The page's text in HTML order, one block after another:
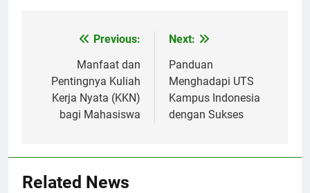
navigation
Previous:
Manfaat dan
Pentingnya Kuliah
Kerja Nyata (KKN)
bagi Mahasiswa
Next:
Panduan
Menghadapi UTS
Kampus Indonesia
dengan Sukses
Related News